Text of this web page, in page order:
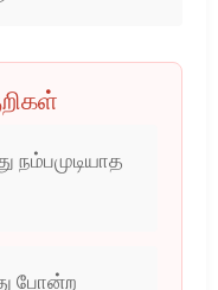
நம்பமுடியாத
போன்ற